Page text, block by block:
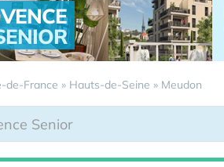
de-France » Hauts-de-Seine » Meudon